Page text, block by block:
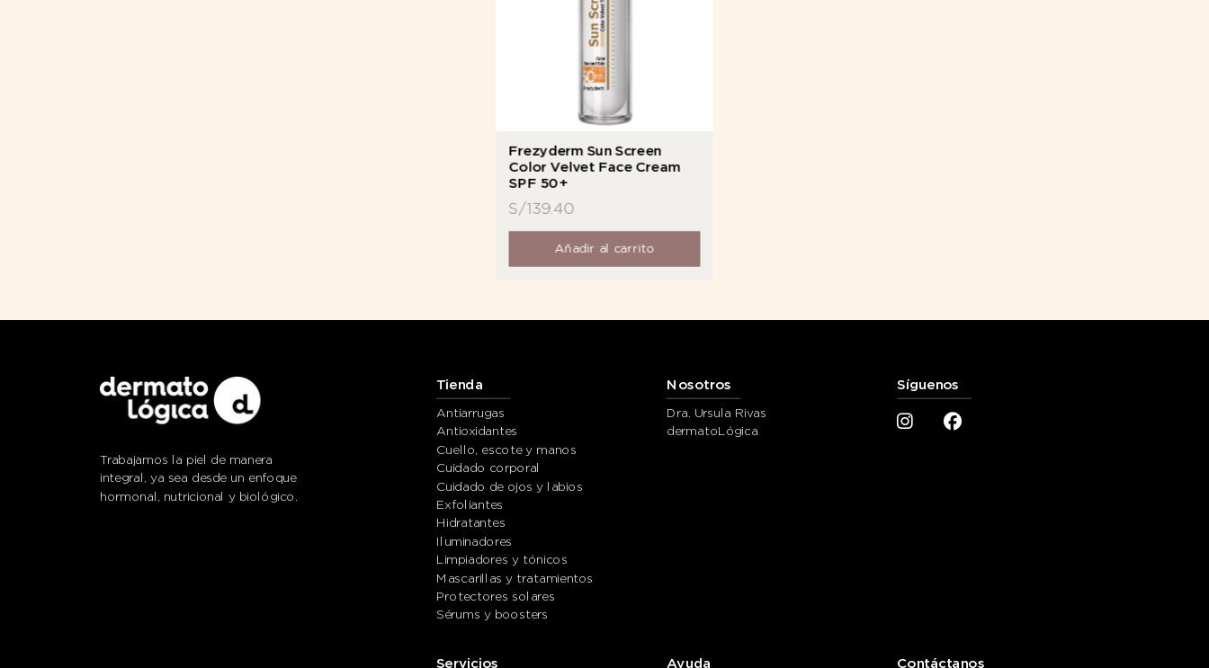
Frezyderm Sun Screen
Color Velvet Face Cream
SPF 50+
S/139.40
Añadir al carrito
Trabajamos la piel de manera
integral, ya sea desde un enfoque
hormonal, nutricional y biológico.
Tienda
Antiarrugas
Antioxidantes
Cuello, escote y manos
Cuidado corporal
Cuidado de ojos y labios
Exfoliantes
Hidratantes
Iluminadores
Limpiadores y tónicos
Mascarillas y tratamientos
Protectores solares
Sérums y boosters
Nosotros
Dra. Ursula Rivas
dermatoLógica
Síguenos
Servicios Ayuda Contáctanos